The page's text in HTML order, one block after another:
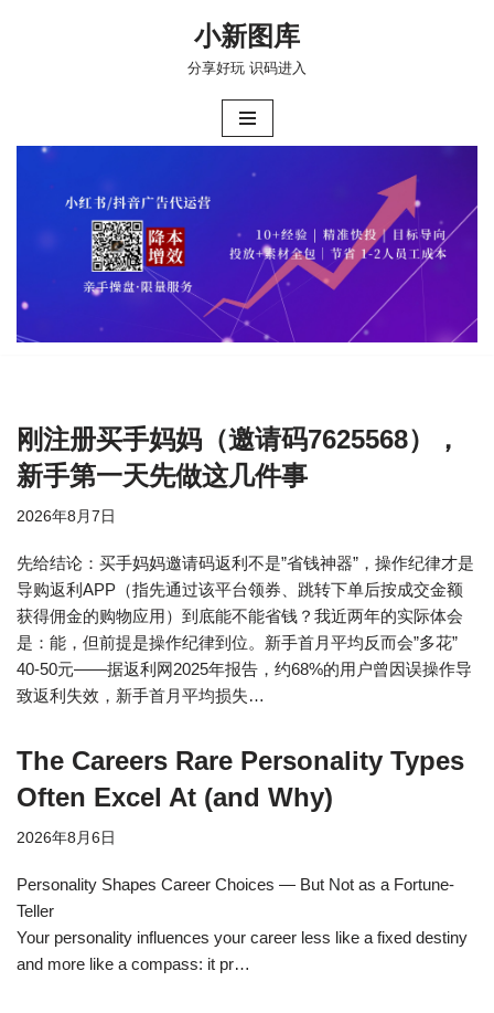
小新图库
分享好玩 识码进入
刚注册买手妈妈（邀请码7625568），
新手第一天先做这几件事
2026年8月7日
先给结论：买手妈妈邀请码返利不是”省钱神器”，操作纪律才是
导购返利APP（指先通过该平台领券、跳转下单后按成交金额
获得佣金的购物应用）到底能不能省钱？我近两年的实际体会
是：能，但前提是操作纪律到位。新手首月平均反而会”多花”
40-50元——据返利网2025年报告，约68%的用户曾因误操作导
致返利失效，新手首月平均损失…
The Careers Rare Personality Types
Often Excel At (and Why)
2026年8月6日
Personality Shapes Career Choices — But Not as a Fortune-
Teller
Your personality influences your career less like a fixed destiny
and more like a compass: it pr…